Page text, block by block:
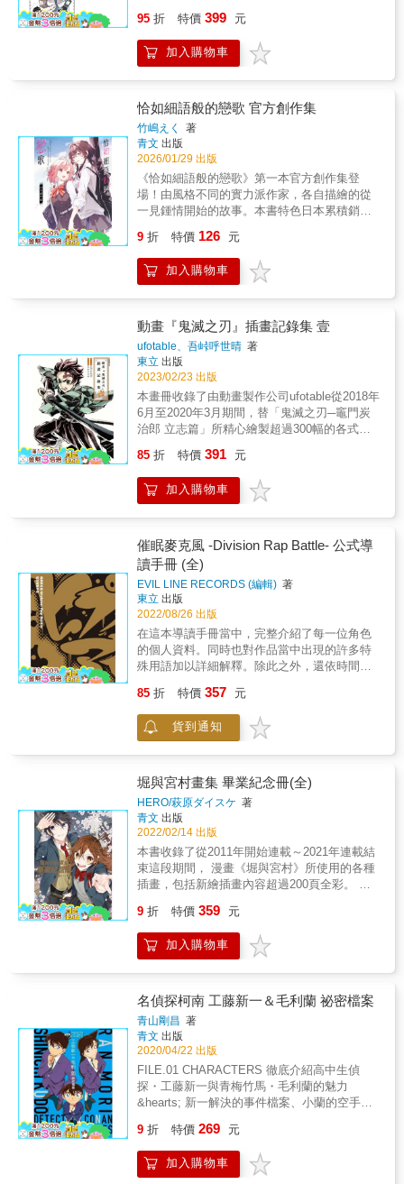
甘心，但是好快樂，好想被高木同學捉弄一輩
★★日本亞馬遜超高五星評價★「兩人絕妙的
距離感太完美了！」「這兩人是我考試前的心
靈支柱」「是男人的話都想被高木同學捉弄才
對」「高木同學捉弄人時的表情……太讚
了！」「我也想過這種青春生活……」「再版
是理所當然的事啊！」「高木同學豪口愛，已
羨慕西片君」「閱讀的時候會不自覺露出笑
臉」「青春甘酸甜，正中討厭萌系的大叔好球
帶」……以上等等，佳評如潮！
95 折 特價 399 元
加入購物車
恰如細語般的戀歌 官方創作集
竹嶋えく
著
青文 出版
2026/01/29 出版
《恰如細語般的戀歌》第一本官方創作集登
場！由風格不同的實力派作家，各自描繪的從
一見鍾情開始的故事。本書特色日本累積銷售
所創作的另一個從一見鍾情開始的故事!!
9 折 特價 126 元
加入購物車
動畫『鬼滅之刃』插畫記錄集 壹
ufotable、吾峠呼世晴 著
東立 出版
2023/02/23 出版
本畫冊收錄了由動畫製作公司ufotable從2018年
6月至2020年3月期間，替「鬼滅之刃─竈門炭
治郎 立志篇」所精心繪製超過300幅的各式插
自操刀製作，最後還附上每幅插畫參與製作的
人員名單，讀者們在欣賞出色畫作的同時也別
忘了感謝許多幕後工作人員默默的付出與貢
85 折 特價 391 元
加入購物車
催眠麥克風 -Division Rap Battle- 公式導
讀手冊 (全)
EVIL LINE RECORDS (編輯) 著
東立 出版
2022/08/26 出版
在這本導讀手冊當中，完整介紹了每一位角色
的個人資料。同時也對作品當中出現的許多特
殊用語加以詳細解釋。除此之外，還依時間順
於本作品橫跨了許多媒體，因此也詳細介紹了
ＣＤ情報及活動情報等等，讓您能夠同時在此
獲得許多資訊。是喜愛「催眠麥克風」的粉絲
85 折 特價 357 元
貨到通知
堀與宮村畫集 畢業紀念冊(全)
HERO/萩原ダイスケ 著
青文 出版
2022/02/14 出版
本書收錄了從2011年開始連載～2021年連載結
束這段期間， 漫畫《堀與宮村》所使用的各種
插畫，包括新繪插畫內容超過200頁全彩。 隨
與宮村》輝煌的四季。另外還收錄， 描述畢業
典禮隔天「3月10日」的新繪短篇漫畫。《堀與
宮村》珍貴的完整插畫集！ & 本書特色 & & 1.
美插畫集！ 2.收錄描述畢業典禮隔天「3月10
日」的特別新繪短篇漫畫。
9 折 特價 359 元
加入購物車
名偵探柯南 工藤新一＆毛利蘭 祕密檔案
青山剛昌 著
青文 出版
2020/04/22 出版
FILE.01 CHARACTERS 徹底介紹高中生偵
探・工藤新一與青梅竹馬・毛利蘭的魅力
&hearts; 新一解決的事件檔案、小蘭的空手
令人開心的企劃精采呈現！ FILE.02 EPISODE
GUIDE 從電視系列、OVA、歷代的劇場版到新
一復活的集數， 新一＆小蘭之間戀愛插曲的詳
9 折 特價 269 元
加入購物車